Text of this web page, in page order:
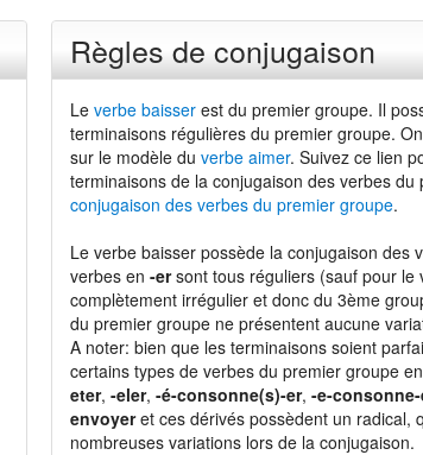
Règles de conjugaison
Le verbe baisserest du premier groupe. Il
terminaisons régulières du premier groupe.
sur le modèle du verbe aimer. Suivez ce lien
terminaisons de la conjugaison des verbes du
conjugaison des verbes du premier groupe.
Le verbe baisser possède la conjugaison des
verbes en -ersont tous réguliers (sauf pour le
complètement irrégulier et donc du 3ème
du premier groupe ne présentent aucune
A noter: bien que les terminaisons soient
certains types de verbes du premier groupe en
eter, -eler, -é-consonne(s)-er, -e-
envoyeret ces dérivés possèdent un radical,
nombreuses variations lors de la conjugaison.